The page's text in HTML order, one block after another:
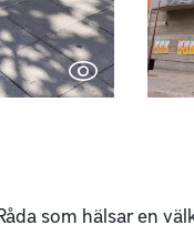
som hälsar en